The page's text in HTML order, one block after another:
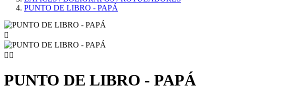
PUNTO DE LIBRO - PAPÁ

 
PUNTO DE LIBRO - PAPÁ